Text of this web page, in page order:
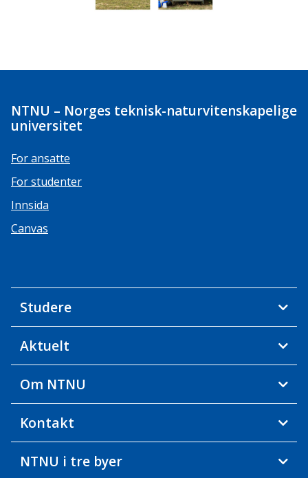
NTNU – Norges teknisk-naturvitenskapelige
universitet
For ansatte
For studenter
Innsida
Canvas
Studere
Aktuelt
Om NTNU
Kontakt
NTNU i tre byer